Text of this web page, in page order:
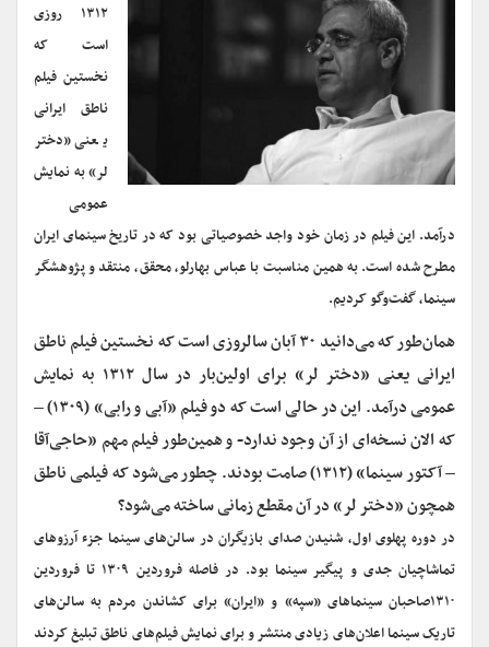
۱۳۱۲ روزی
است که
نخستین فیلم
ناطق ایرانی
یعنی «دختر
لر» به نمایش
عمومی
درآمد. این فیلم در زمان خود واجد خصوصیاتی بود که در تاریخ سینمای ایران
مطرح شده است. به همین مناسبت با عباس بهارلو، ‌محقق، منتقد و پژوهشگر
سینما، گفت‌وگو کردیم.
‌همان‌طور که می‌دانید ۳۰ آبان سالروزی است که نخستین فیلم ناطق
ایرانی یعنی «دختر لر» برای اولین‌بار در سال ۱۳۱۲ به نمایش
عمومی درآمد. این در حالی است که دو فیلم «آبی و رابی» (۱۳۰۹) –
که الان نسخه‌ای از آن وجود ندارد- و همین‌طور فیلم مهم «حاجی‌آقا
– آکتور سینما» (۱۳۱۲) صامت بودند. چطور می‌شود که فیلمی ناطق
همچون «دختر لر» در آن مقطع زمانی ساخته می‌شود؟
در دوره پهلوی اول، شنیدن صدای‌ بازیگران‌ در سالن‌های سینما جزء آرزوهای‌
تماشاچیان جدی‌ و پیگیر سینما بود. در فاصله‌ فروردین ۱۳۰۹ تا فروردین‌
۱۳۱۰صاحبان‌ سینما‌های «سپه» و «ایران‌» برای‌ کشاندن‌ مردم‌ به‌ سالن‌های‌
تاریک سینما اعلان‌های زیادی منتشر و برای‌ نمایش‌ فیلم‌های‌ ناطق‌ تبلیغ‌ کردند